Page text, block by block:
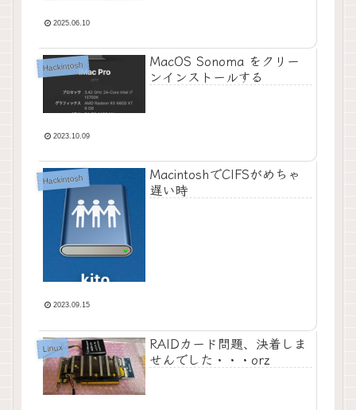
2025.06.10
Hackintosh
MacOS Sonoma をクリー
ンインストールする
2023.10.09
Hackintosh
MacintoshでCIFSがめちゃ
遅い時
2023.09.15
Linux
RAIDカード問題、決着しま
せんでした・・・orz